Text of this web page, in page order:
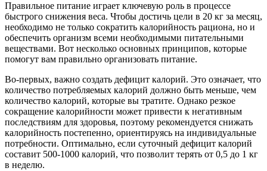
Правильное питание играет ключевую роль в процессе
быстрого снижения веса. Чтобы достичь цели в 20 кг за месяц,
необходимо не только сократить калорийность рациона, но и
обеспечить организм всеми необходимыми питательными
веществами. Вот несколько основных принципов, которые
помогут вам правильно организовать питание.
Во-первых, важно создать дефицит калорий. Это означает, что
количество потребляемых калорий должно быть меньше, чем
количество калорий, которые вы тратите. Однако резкое
сокращение калорийности может привести к негативным
последствиям для здоровья, поэтому рекомендуется снижать
калорийность постепенно, ориентируясь на индивидуальные
потребности. Оптимально, если суточный дефицит калорий
составит 500-1000 калорий, что позволит терять от 0,5 до 1 кг
в неделю.